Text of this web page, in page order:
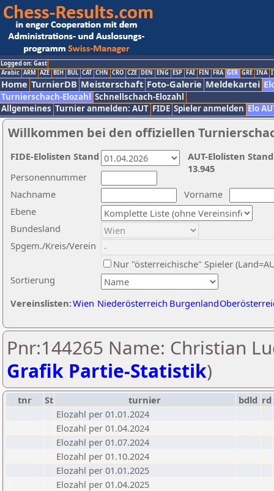
Logged on: Gast
Arabic ARM AZE BIH BUL CAT CHN CRO CZE DEN ENG ESP FAI FIN FRA GER GRE INA
Home TurnierDB Meisterschaft Foto-Galerie Meldekartei
Turnierschach-Elozahl Schnellschach-Elozahl
Allgemeines Turnier anmelden: AUT FIDE Spieler anmelden Elo
Willkommen bei den offiziellen
Nachname
Vorname
Ebene
Sortierung
Personennummer
Bundesland
Spgem./Kreis/Verein
Nur "österreichische" Spieler
Vereinslisten:Wien Niederösterreich Burgenland
AUT-Elolisten
13.945
FIDE-Elolisten Stand
Pnr:144265 Name: Christian
Grafik Partie-Statistik)
tnr St turnier bdld rd
Elozahl per 01.01.2024
Elozahl per 01.04.2024
Elozahl per 01.07.2024
Elozahl per 01.10.2024
Elozahl per 01.01.2025
Elozahl per 01.04.2025